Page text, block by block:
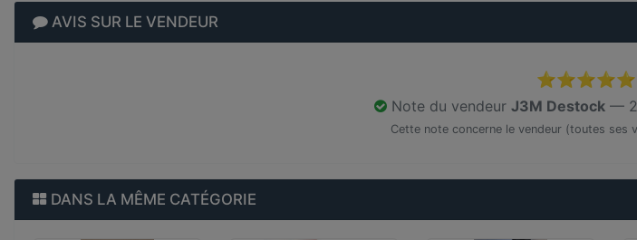
AVIS SUR LE VENDEUR
⭐⭐⭐⭐⭐
Note du vendeur J3M Destock —
Cette note concerne le vendeur (toutes ses
DANS LA MÊME CATÉGORIE